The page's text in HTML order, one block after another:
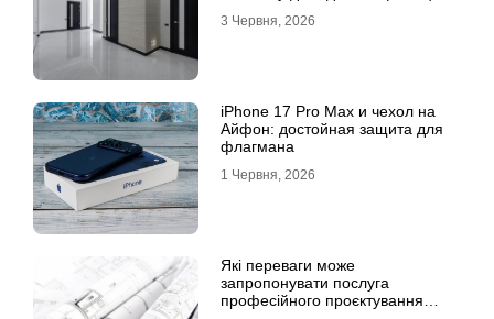
3 Червня, 2026
iPhone 17 Pro Max и чехол на
Айфон: достойная защита для
флагмана
1 Червня, 2026
Які переваги може
запропонувати послуга
професійного проєктування